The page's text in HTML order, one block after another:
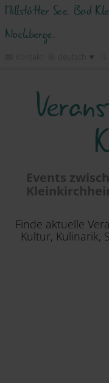
Millstätter See. Bad
Nockberge.
Buchen
Unterkünfte
Erleben
Events
Finde aktuelle
Kultur, Kulinarik,